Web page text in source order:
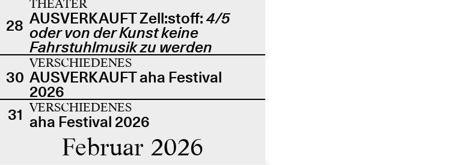
28
THEATER
AUSVERKAUFT Zell:stoff: 4/5
oder von der Kunst keine
Fahrstuhlmusik zu werden
30
VERSCHIEDENES
AUSVERKAUFT aha Festival
2026
31 VERSCHIEDENES
aha Festival 2026
Februar 2026